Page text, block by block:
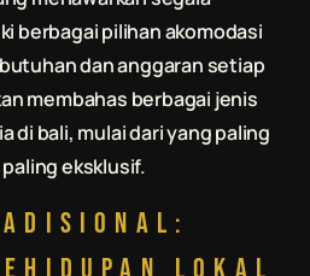
berbagai pilihan akomodasi
dan anggaran setiap
membahas berbagai jenis
di bali, mulai dari yang paling
eksklusif.